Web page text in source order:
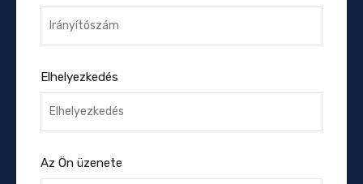
Elhelyezkedés
Az Ön üzenete